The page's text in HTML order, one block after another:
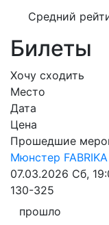
Средний
Билеты
Хочу сходить
Место
Дата
Цена
Прошедшие
Мюнстер
07.03.2026 Сб,
130-325
прошло